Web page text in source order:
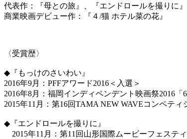
代表作：『母との旅』、『エンドロールを撮りに
商業映画デビュー作：『４/猫 ホテル菜の花』
〈受賞歴〉
◆『もっけのさいわい』
2016年9月：PFFアワード2016＜入選＞
2016年8月：福岡インディペンデント映画祭2016「
2015年11月：第16回TAMA NEW WAVEコンペテ
◆『エンドロールを撮りに』
2015年11月：第11回山形国際ムービーフェステ